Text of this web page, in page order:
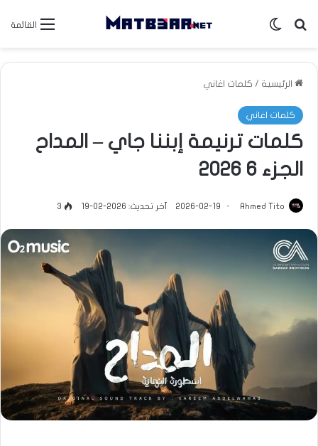
القائمة بحث عنالوضع المظلم
الرئيسية / كلمات اغاني
كلمات اغاني
كلمات ترنيمة إبننا جاي – المداح
الجزء 6 2026
Ahmed Tito
2026-02-19 آخر تحديث: 2026-02-19 3